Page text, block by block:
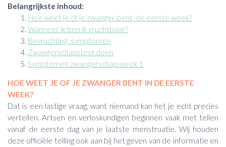
Belangrijkste inhoud:
Hoe weet je of je zwanger bent, de eerste week?
Wanneer ik ben ik vruchtbaar?
Bevruchting: symptomen
Zwangerschapstest doen
Symptomen zwangerschap week 1
HOE WEET JE OF JE ZWANGER BENT IN DE EERSTE
WEEK?
Dat is een lastige vraag, want niemand kan het je echt precies
vertellen. Artsen en verloskundigen beginnen vaak met tellen
vanaf de eerste dag van je laatste menstruatie. Wij houden
deze officiële telling ook aan bij het geven van de informatie en